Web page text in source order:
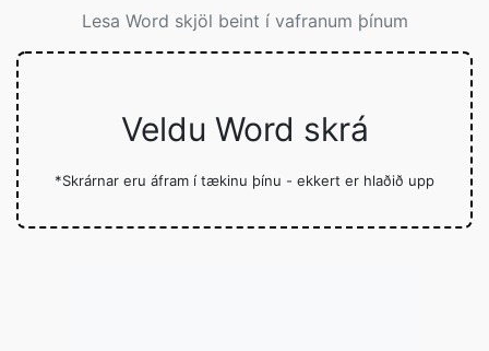
Lesa Word skjöl beint í vafranum þínum
Veldu Word skrá
*Skrárnar eru áfram í tækinu þínu - ekkert er hlaðið upp